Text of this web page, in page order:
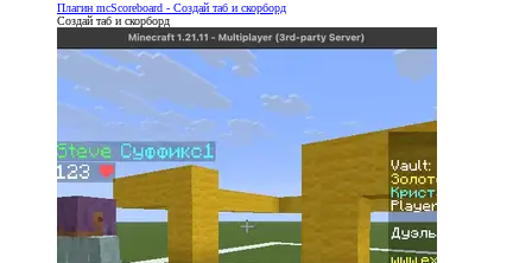
Плагин mcScoreboard - Создай таб и скорборд
Создай таб и скорборд